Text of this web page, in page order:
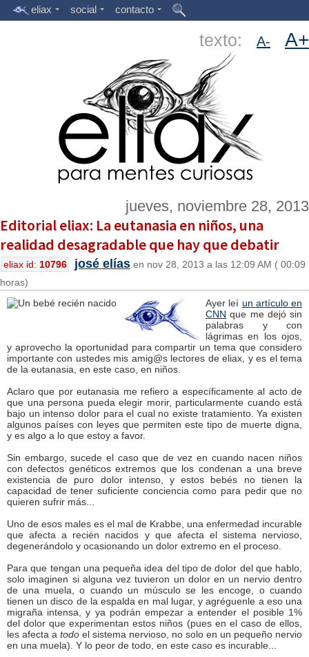
eliax social contacto
texto: A- A+
jueves, noviembre 28, 2013
Editorial eliax: La eutanasia en niños, una
realidad desagradable que hay que debatir
eliax id: 10796 josé elías en nov 28, 2013 a las 12:09 AM ( 00:09
horas)
Ayer leí un artículo en
CNN que me dejó sin
palabras y con
lágrimas en los ojos,
y aprovecho la oportunidad para compartir un tema que considero
importante con ustedes mis amig@s lectores de eliax, y es el tema
de la eutanasia, en este caso, en niños.
Aclaro que por eutanasia me refiero a específicamente al acto de
que una persona pueda elegir morir, particularmente cuando está
bajo un intenso dolor para el cual no existe tratamiento. Ya existen
algunos países con leyes que permiten este tipo de muerte digna,
y es algo a lo que estoy a favor.
Sin embargo, sucede el caso que de vez en cuando nacen niños
con defectos genéticos extremos que los condenan a una breve
existencia de puro dolor intenso, y estos bebés no tienen la
capacidad de tener suficiente conciencia como para pedir que no
quieren sufrir más...
Uno de esos males es el mal de Krabbe, una enfermedad incurable
que afecta a recién nacidos y que afecta el sistema nervioso,
degenerándolo y ocasionando un dolor extremo en el proceso.
Para que tengan una pequeña idea del tipo de dolor del que hablo,
solo imaginen si alguna vez tuvieron un dolor en un nervio dentro
de una muela, o cuando un músculo se les encoge, o cuando
tienen un disco de la espalda en mal lugar, y agréguenle a eso una
migraña intensa, y ya podrán empezar a entender el posible 1%
del dolor que experimentan estos niños (pues en el caso de ellos,
les afecta a todo el sistema nervioso, no solo en un pequeño nervio
en una muela). Y lo peor de todo, en este caso es incurable...